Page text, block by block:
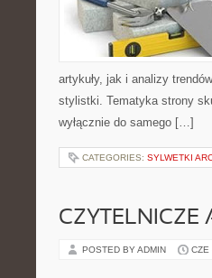
artykuły, jak i analizy
stylistki. Tematyka strony
wyłącznie do samego […]
CATEGORIES: SYLWETKI
CZYTELNICZE
POSTED BY ADMIN CZE